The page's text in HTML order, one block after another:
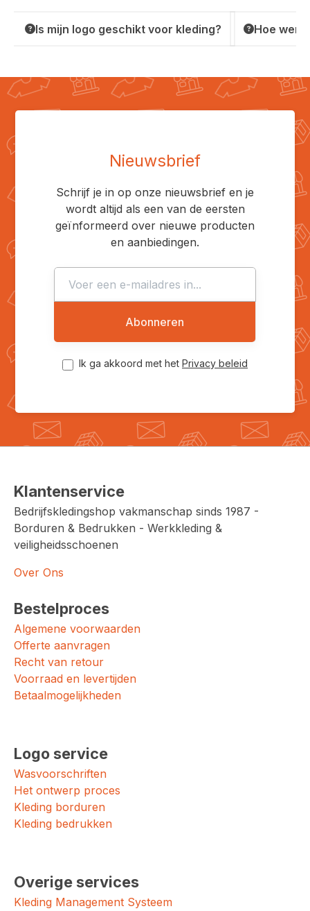
Is mijn logo geschikt voor kleding? Hoe
Nieuwsbrief
Schrijf je in op onze nieuwsbrief en je
wordt altijd als een van de eersten
geïnformeerd over nieuwe producten
en aanbiedingen.
Abonneren
Ik ga akkoord met het Privacy beleid
Klantenservice
Bedrijfskledingshop vakmanschap sinds 1987 -
Borduren & Bedrukken - Werkkleding &
veiligheidsschoenen
Over Ons
Bestelproces
Algemene voorwaarden
Offerte aanvragen
Recht van retour
Voorraad en levertijden
Betaalmogelijkheden
Logo service
Wasvoorschriften
Het ontwerp proces
Kleding borduren
Kleding bedrukken
Overige services
Kleding Management Systeem